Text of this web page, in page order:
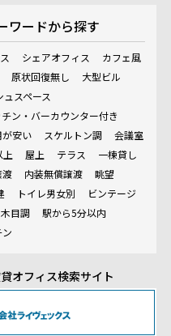
ワードから探す
シェアオフィス
カフェ風
原状回復無し
大型ビル
ュスペース
ン・バーカウンター付き
安い スケルトン調
会議室
上 屋上 テラス
一棟貸し
渡 内装無償譲渡
眺望
トイレ男女別
ビンテージ
木目調
駅から5分以内
オフィス検索サイト